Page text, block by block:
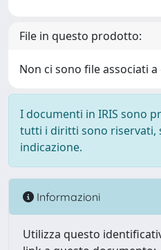
File in questo prodotto:
Non ci sono file associati
I documenti in IRIS sono
tutti i diritti sono riservati,
indicazione.
Informazioni
Utilizza questo